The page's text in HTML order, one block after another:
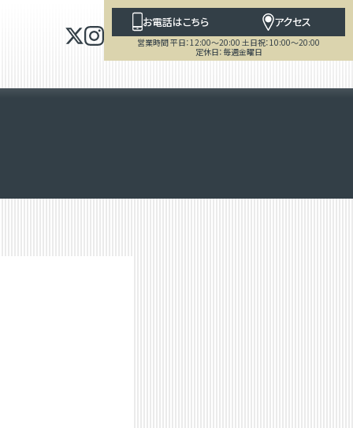
お電話はこちら アクセス
営業時間 平日：12:00～20:00 土日祝：10:00～20:00
定休日：毎週金曜日